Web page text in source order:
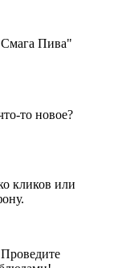
Пива"
то новое?
кликов или